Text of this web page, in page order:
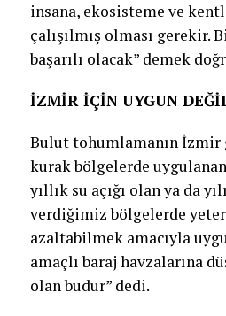
insana, ekosisteme ve
çalışılmış olması gerekir.
başarılı olacak” demek
İZMİR İÇİN UYGUN
Bulut tohumlamanın İzmir
kurak bölgelerde
yıllık su açığı olan ya da
verdiğimiz bölgelerde
azaltabilmek amacıyla
amaçlı baraj havzalarına
olan budur” dedi.